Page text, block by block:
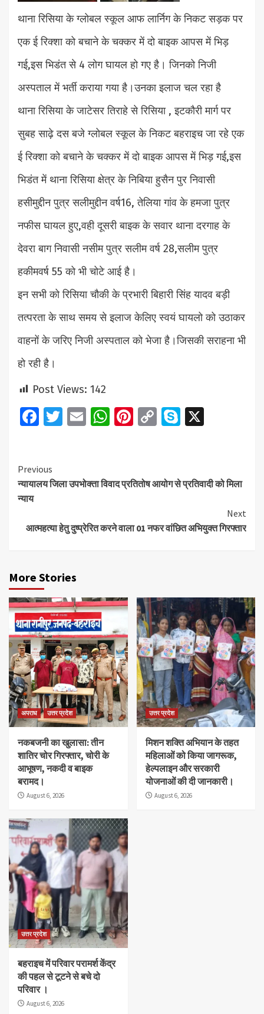
थाना रिसिया के ग्लोबल स्कूल आफ लार्निग के निकट सड़क पर
एक ई रिक्शा को बचाने के चक्कर में दो बाइक आपस में भिड़
गई,इस भिडंत से 4 लोग घायल हो गए है। जिनको निजी
अस्पताल में भर्ती कराया गया है।उनका इलाज चल रहा है
थाना रिसिया के जाटेसर तिराहे से रिसिया , इटकौरी मार्ग पर
सुबह साढ़े दस बजे ग्लोबल स्कूल के निकट बहराइच जा रहे एक
ई रिक्शा को बचाने के चक्कर में दो बाइक आपस में भिड़ गई,इस
भिडंत में थाना रिसिया क्षेत्र के निबिया हुसैन पुर निवासी
हसीमुद्दीन पुत्र सलीमुद्दीन वर्ष16, तेलिया गांव के हमजा पुत्र
नफीस घायल हुए,वही दूसरी बाइक के सवार थाना दरगाह के
देवरा बाग निवासी नसीम पुत्र सलीम वर्ष 28,सलीम पुत्र
हकीमवर्ष 55 को भी चोटे आई है।
इन सभी को रिसिया चौकी के प्रभारी बिहारी सिंह यादव बड़ी
तत्परता के साथ समय से इलाज केलिए स्वयं घायलो को उठाकर
वाहनों के जरिए निजी अस्पताल को भेजा है।जिसकी सराहना भी
हो रही है।
Post Views: 142
Facebook
Twitter
EmailWhatsApp
Pinterest
CopySkype
Continue
Reading
Previous
न्यायालय जिला उपभोक्ता विवाद प्रतितोष आयोग से प्रतिवादी को मिला
न्याय
Next
आत्महत्या हेतु दुष्प्रेरित करने वाला 01 नफर वांछित अभियुक्त गिरफ्तार
More Stories
अपराध उत्तर प्रदेश
नकबजनी का खुलासा: तीन
शातिर चोर गिरफ्तार, चोरी के
आभूषण, नकदी व बाइक
बरामद।
August 6, 2026
उत्तर प्रदेश
मिशन शक्ति अभियान के तहत
महिलाओं को किया जागरूक,
हेल्पलाइन और सरकारी
योजनाओं की दी जानकारी।
August 6, 2026
उत्तर प्रदेश
बहराइच में परिवार परामर्श केंद्र
की पहल से टूटने से बचे दो
परिवार ।
August 6, 2026